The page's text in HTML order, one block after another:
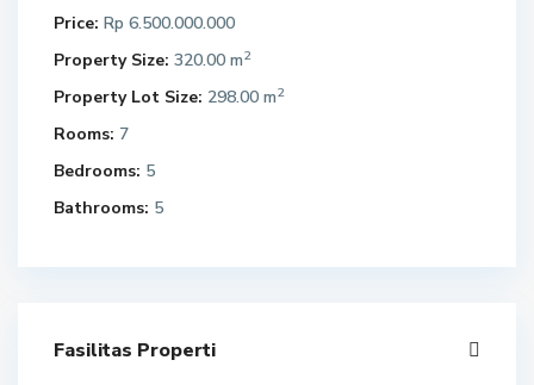
Price: Rp 6.500.000.000
Property Size: 320.00 m2
Property Lot Size: 298.00 m2
Rooms: 7
Bedrooms: 5
Bathrooms: 5
Fasilitas Properti